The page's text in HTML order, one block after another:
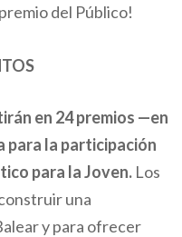
del Público!
en 24 premios —en
para la participación
para la Joven. Los
una
y para ofrecer